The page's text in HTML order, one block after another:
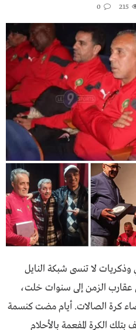
215
0
لا تنسى شبكة النايل
عقارب الزمن إلى سنوات خلت،
كرة الصالات. أيام مضت كنسمة
الكرة المفعمة بالأحلام